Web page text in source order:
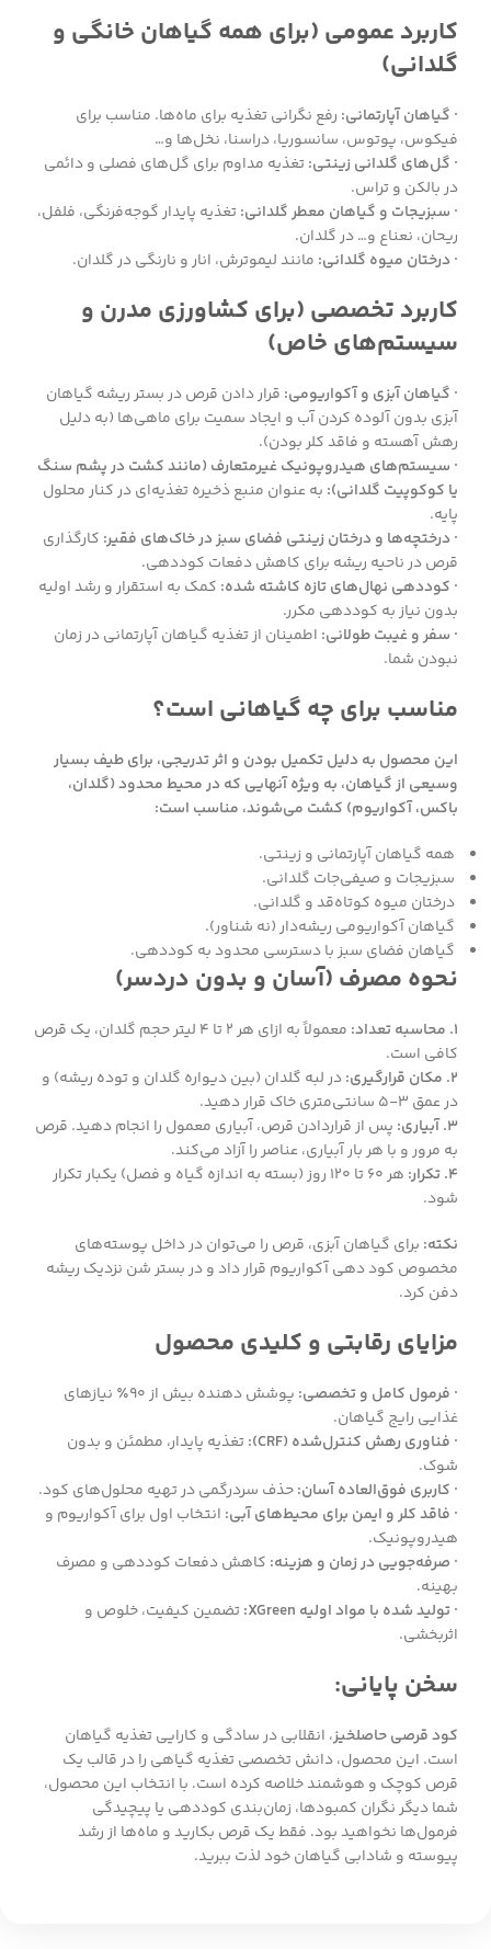
کاربرد عمومی (برای همه گیاهان خانگی و
گلدانی)
· گیاهان آپارتمانی: رفع نگرانی تغذیه برای ماه‌ها. مناسب برای
فیکوس، پوتوس، سانسوریا، دراسنا، نخل‌ها و…
· گل‌های گلدانی زینتی:تغذیه مداوم برای گل‌های فصلی و دائمی
در بالکن و تراس.
· سبزیجات و گیاهان معطر گلدانی:تغذیه پایدار گوجه‌فرنگی، فلفل،
ریحان، نعناع و… در گلدان.
· درختان میوه گلدانی: مانند لیموترش، انار و نارنگی در گلدان.
کاربرد تخصصی (برای کشاورزی مدرن و
سیستم‌های خاص)
· گیاهان آبزی و آکواریومی: قرار دادن قرص در بستر ریشه گیاهان
آبزی بدون آلوده کردن آب و ایجاد سمیت برای ماهی‌ها (به دلیل
رهش آهسته و فاقد کلر بودن).
· سیستم‌های هیدروپونیک غیرمتعارف (مانند کشت در پشم سنگ
یا کوکوپیت گلدانی): به عنوان منبع ذخیره تغذیه‌ای در کنار محلول
پایه.
· درختچه‌ها و درختان زینتی فضای سبز در خاک‌های فقیر: کارگذاری
قرص در ناحیه ریشه برای کاهش دفعات کوددهی.
· کوددهی نهال‌های تازه کاشته شده: کمک به استقرار و رشد اولیه
بدون نیاز به کوددهی مکرر.
· سفر و غیبت طولانی: اطمینان از تغذیه گیاهان آپارتمانی در زمان
نبودن شما.
مناسب برای چه گیاهانی است؟
این محصول به دلیل تکمیل بودن و اثر تدریجی، برای طیف بسیار
وسیعی از گیاهان، به ویژه آنهایی که در محیط محدود (گلدان،
باکس، آکواریوم) کشت می‌شوند، مناسب است:
همه گیاهان آپارتمانی و زینتی.
سبزیجات و صیفی‌جات گلدانی.
درختان میوه کوتاه‌قد و گلدانی.
گیاهان آکواریومی ریشه‌دار (نه شناور).
گیاهان فضای سبز با دسترسی محدود به کوددهی.
نحوه مصرف (آسان و بدون دردسر)
1. محاسبه تعداد:
معمولاً به ازای هر ۲ تا ۴ لیتر حجم گلدان، یک قرص
کافی است.
2. مکان قرارگیری:
در لبه گلدان (بین دیواره گلدان و توده ریشه) و
در عمق ۳-۵ سانتی‌متری خاک قرار دهید.
3. آبیاری:
پس از قراردادن قرص، آبیاری معمول را انجام دهید. قرص
به مرور و با هر بار آبیاری، عناصر را آزاد می‌کند.
4. تکرار:
هر ۶۰ تا ۱۲۰ روز (بسته به اندازه گیاه و فصل) یکبار تکرار
شود.
نکته: برای گیاهان آبزی، قرص را می‌توان در داخل پوسته‌های
مخصوص کود دهی آکواریوم قرار داد و در بستر شن نزدیک ریشه
دفن کرد.
مزایای رقابتی و کلیدی محصول
· فرمول کامل و تخصصی:
پوشش دهنده بیش از ۹۰٪ نیازهای
غذایی رایج گیاهان.
· فناوری رهش کنترل‌شده (CRF):
تغذیه پایدار، مطمئن و بدون
شوک.
· کاربری فوق‌العاده آسان:حذف سردرگمی در تهیه محلول‌های کود.
· فاقد کلر و ایمن برای محیط‌های آبی: انتخاب اول برای آکواریوم و
هیدروپونیک.
· صرفه‌جویی در زمان و هزینه: کاهش دفعات کوددهی و مصرف
بهینه.
· تولید شده با مواد اولیه XGreen:
تضمین کیفیت، خلوص و
اثربخشی.
سخن پایانی:
کود قرصی حاصلخیز، انقلابی در سادگی و کارایی تغذیه گیاهان
است. این محصول، دانش تخصصی تغذیه گیاهی را در قالب یک
قرص کوچک و هوشمند خلاصه کرده است. با انتخاب این محصول،
شما دیگر نگران کمبودها، زمان‌بندی کوددهی یا پیچیدگی
فرمول‌ها نخواهید بود. فقط یک قرص بکارید و ماه‌ها از رشد
پیوسته و شادابی گیاهان خود لذت ببرید.